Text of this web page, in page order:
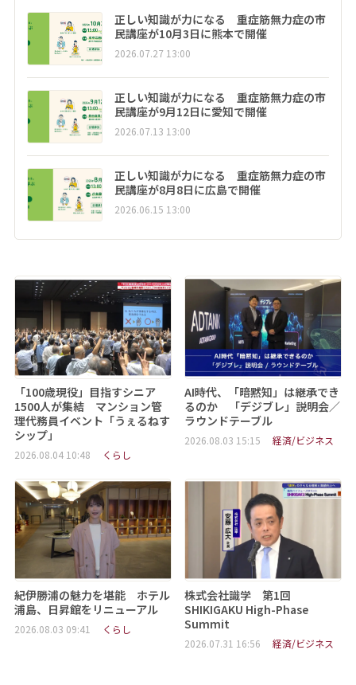
正しい知識が力になる 重症筋無力症の市
民講座が10月3日に熊本で開催
2026.07.27 13:00
正しい知識が力になる 重症筋無力症の市
民講座が9月12日に愛知で開催
2026.07.13 13:00
正しい知識が力になる 重症筋無力症の市
民講座が8月8日に広島で開催
2026.06.15 13:00
「100歳現役」目指すシニア
1500人が集結 マンション管
理代務員イベント「うぇるねす
シップ」
2026.08.04 10:48 くらし
AI時代、「暗黙知」は継承でき
るのか 「デジブレ」説明会／
ラウンドテーブル
2026.08.03 15:15 経済/ビジネス
紀伊勝浦の魅力を堪能 ホテル
浦島、日昇館をリニューアル
2026.08.03 09:41 くらし
株式会社識学 第1回
SHIKIGAKU High-Phase
Summit
2026.07.31 16:56 経済/ビジネス